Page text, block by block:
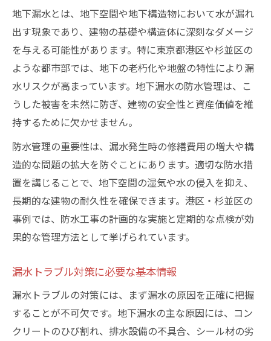
地下漏水とは、地下空間や地下構造物において水が漏れ
出す現象であり、建物の基礎や構造体に深刻なダメージ
を与える可能性があります。特に東京都港区や杉並区の
ような都市部では、地下の老朽化や地盤の特性により漏
水リスクが高まっています。地下漏水の防水管理は、こ
うした被害を未然に防ぎ、建物の安全性と資産価値を維
持するために欠かせません。
防水管理の重要性は、漏水発生時の修繕費用の増大や構
造的な問題の拡大を防ぐことにあります。適切な防水措
置を講じることで、地下空間の湿気や水の侵入を抑え、
長期的な建物の耐久性を確保できます。港区・杉並区の
事例では、防水工事の計画的な実施と定期的な点検が効
果的な管理方法として挙げられています。
漏水トラブル対策に必要な基本情報
漏水トラブルの対策には、まず漏水の原因を正確に把握
することが不可欠です。地下漏水の主な原因には、コン
クリートのひび割れ、排水設備の不具合、シール材の劣